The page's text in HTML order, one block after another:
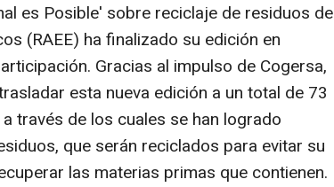
es Posible' sobre reciclaje de residuos de
(RAEE) ha finalizado su edición en
Gracias al impulso de Cogersa,
esta nueva edición a un total de 73
través de los cuales se han logrado
que serán reciclados para evitar su
las materias primas que contienen.